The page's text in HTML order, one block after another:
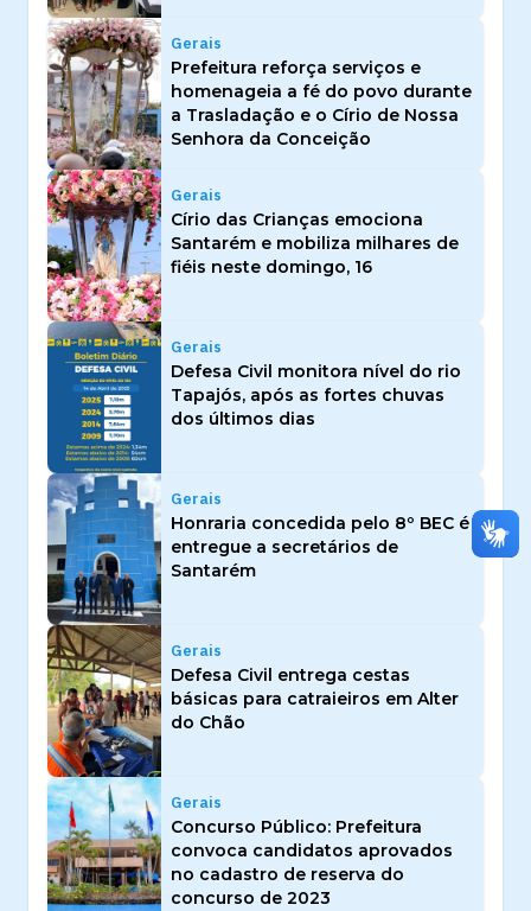
Gerais
Prefeitura reforça serviços e
homenageia a fé do povo durante
a Trasladação e o Círio de Nossa
Senhora da Conceição
Gerais
Círio das Crianças emociona
Santarém e mobiliza milhares de
fiéis neste domingo, 16
Gerais
Defesa Civil monitora nível do rio
Tapajós, após as fortes chuvas
dos últimos dias
Gerais
Honraria concedida pelo 8º BEC é
entregue a secretários de
Santarém
Gerais
Defesa Civil entrega cestas
básicas para catraieiros em Alter
do Chão
Gerais
Concurso Público: Prefeitura
convoca candidatos aprovados
no cadastro de reserva do
concurso de 2023